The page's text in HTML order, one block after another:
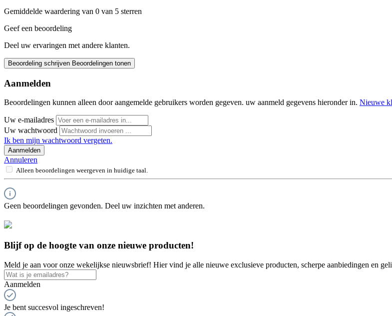
Gemiddelde waardering van 0 van 5 sterren
Geef een beoordeling
Deel uw ervaringen met andere klanten.
Beoordeling schrijven Beoordelingen tonen
Aanmelden
Beoordelingen kunnen alleen door aangemelde gebruikers worden gegeven. uw aanmeld gegevens hieronder in. Nieuwe
Uw e-mailadres
Uw wachtwoord
Ik ben mijn wachtwoord vergeten.
Aanmelden
Annuleren
Alleen beoordelingen weergeven in huidige taal.
Geen beoordelingen gevonden. Deel uw inzichten met anderen.
Blijf op de hoogte van onze nieuwe producten!
Meld je aan voor onze wekelijkse nieuwsbrief! Hier vind je alle nieuwe exclusieve producten, scherpe aanbiedingen en
Aanmelden
Je bent succesvol ingeschreven!